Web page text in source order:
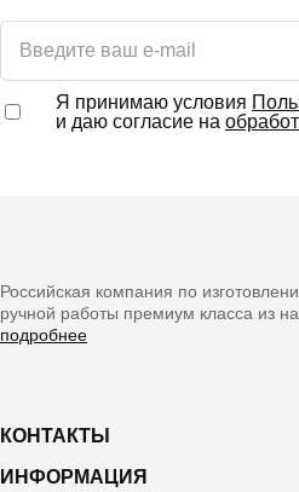
Я принимаю условия
и даю согласие на
Российская компания по
ручной работы премиум класса из
подробнее
КОНТАКТЫ
ИНФОРМАЦИЯ